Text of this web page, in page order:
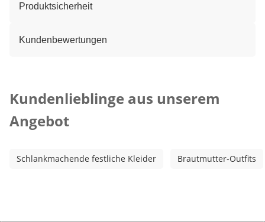
Produktsicherheit
Kundenbewertungen
Kundenlieblinge aus unserem
Angebot
Schlankmachende festliche Kleider Brautmutter-Outfits